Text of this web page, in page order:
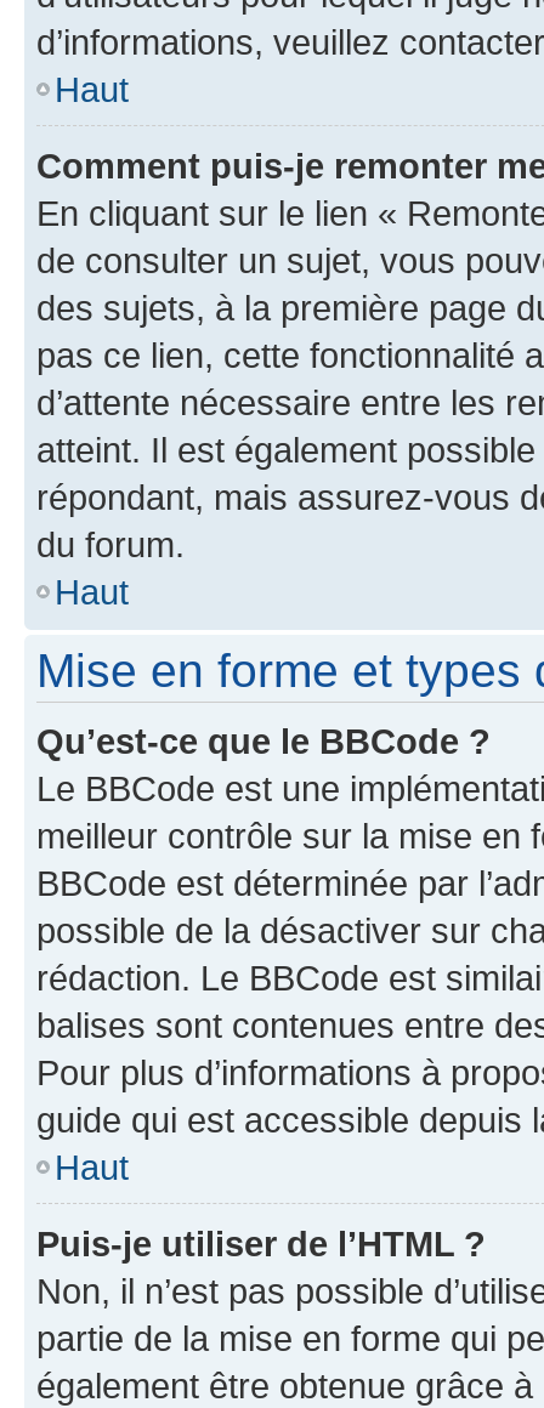
d’informations, veuillez
Haut
Comment puis-je remonter
En cliquant sur le lien «
de consulter un sujet, vous
des sujets, à la première page
pas ce lien, cette fonctionnalité
d’attente nécessaire entre les
atteint. Il est également
répondant, mais assurez-vous
du forum.
Haut
Mise en forme et types
Qu’est-ce que le BBCode ?
Le BBCode est une
meilleur contrôle sur la mise en
BBCode est déterminée par
possible de la désactiver sur
rédaction. Le BBCode est
balises sont contenues entre
Pour plus d’informations à
guide qui est accessible depuis
Haut
Puis-je utiliser de l’HTML ?
Non, il n’est pas possible
partie de la mise en forme qui
également être obtenue grâce à